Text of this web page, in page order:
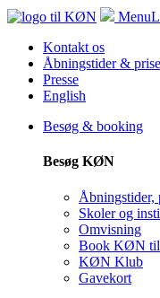
Menu
Kontakt os
Åbningstider &
Presse
English
Besøg & booking
Besøg KØN
Åbningstider,
Skoler og
Omvisning
Book KØN til
KØN Klub
Gavekort